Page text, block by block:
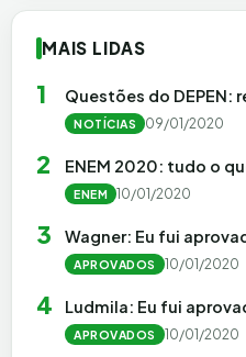
MAIS LIDAS
1 Questões do DEPEN:
NOTÍCIAS 09/01/2020
2 ENEM 2020: tudo o
ENEM 10/01/2020
3 Wagner: Eu fui
APROVADOS 10/01/2020
4 Ludmila: Eu fui
APROVADOS 10/01/2020